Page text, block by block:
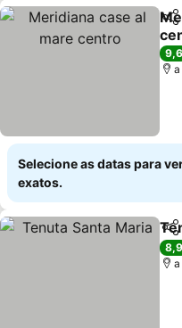
9,6
Selecione as datas para
exatos.
8,9